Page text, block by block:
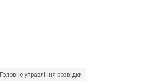
Головне управління розвідки